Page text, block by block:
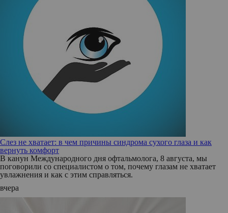
Слез не хватает: в чем причины синдрома сухого глаза и как
вернуть комфорт
В канун Международного дня офтальмолога, 8 августа, мы
поговорили со специалистом о том, почему глазам не хватает
увлажнения и как с этим справляться.
вчера